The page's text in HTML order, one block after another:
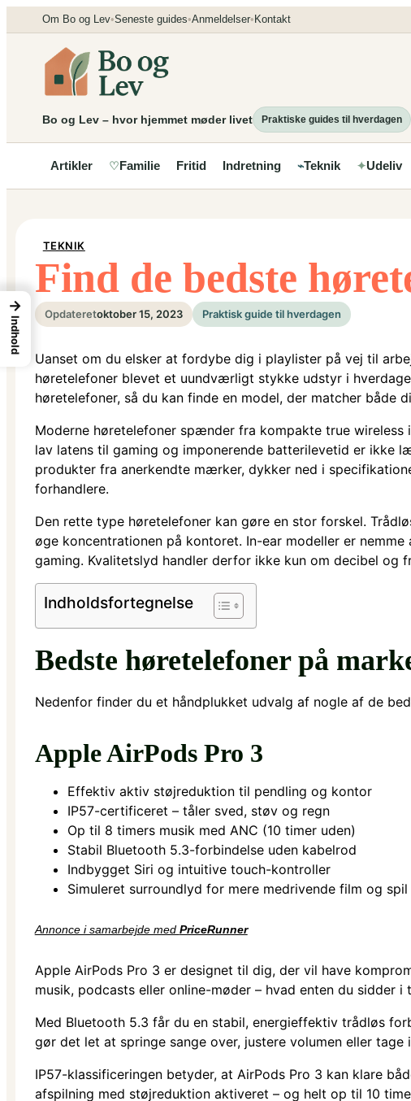
Spring
til
indhold
Om Bo og Lev•Seneste guides•Anmeldelser• Kontakt
Bo og Lev – hvor hjemmet møder livet Praktiske guides til hverdagen
Artikler ♡Familie Fritid Indretning ⌁Teknik ✦Udeliv
TEKNIK
Find de bedste
Opdateretoktober 15, 2023 Praktisk guide til hverdagen
Uanset om du elsker at fordybe dig i playlister på vej til
høretelefoner blevet et uundværligt stykke udstyr i
høretelefoner, så du kan finde en model, der matcher både
Moderne høretelefoner spænder fra kompakte true
lav latens til gaming og imponerende batterilevetid er ikke
produkter fra anerkendte mærker, dykker ned i
forhandlere.
Den rette type høretelefoner kan gøre en stor forskel.
øge koncentrationen på kontoret. In-ear modeller er
gaming. Kvalitetslyd handler derfor ikke kun om decibel og
Indholdsfortegnelse
Bedste høretelefoner på
Nedenfor finder du et håndplukket udvalg af nogle af de
Apple AirPods Pro 3
Effektiv aktiv støjreduktion til pendling og kontor
IP57-certificeret – tåler sved, støv og regn
Op til 8 timers musik med ANC (10 timer uden)
Stabil Bluetooth 5.3-forbindelse uden kabelrod
Indbygget Siri og intuitive touch-kontroller
Simuleret surroundlyd for mere medrivende film og spil
Annonce i samarbejde med PriceRunner
Apple AirPods Pro 3 er designet til dig, der vil have
musik, podcasts eller online-møder – hvad enten du sidder
Med Bluetooth 5.3 får du en stabil, energieffektiv trådløs
gør det let at springe sange over, justere volumen eller
IP57-klassificeringen betyder, at AirPods Pro 3 kan klare
afspilning med støjreduktion aktiveret – og helt op til 10
→
Indhold